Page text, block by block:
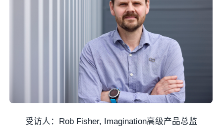
受访人：Rob Fisher, Imagination高级产品总监